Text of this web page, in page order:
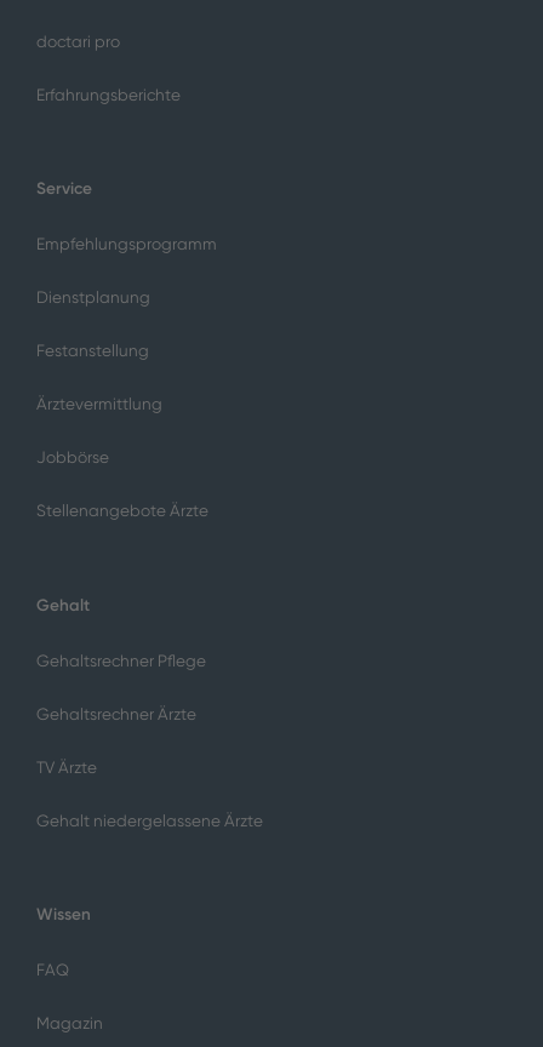
doctari pro
Erfahrungsberichte
Service
Empfehlungsprogramm
Dienstplanung
Festanstellung
Ärztevermittlung
Jobbörse
Stellenangebote Ärzte
Gehalt
Gehaltsrechner Pflege
Gehaltsrechner Ärzte
TV Ärzte
Gehalt niedergelassene Ärzte
Wissen
FAQ
Magazin